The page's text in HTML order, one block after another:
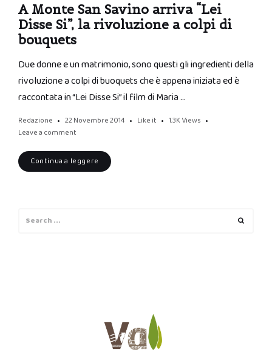
A Monte San Savino arriva “Lei
Disse Si”, la rivoluzione a colpi di
bouquets
Due donne e un matrimonio, sono questi gli ingredienti della
rivoluzione a colpi di buoquets che è appena iniziata ed è
raccontata in “Lei Disse Si” il film di Maria …
Redazione 22 Novembre 2014 Like it 1.3K Views
Leave a comment
Continua a leggere
for: